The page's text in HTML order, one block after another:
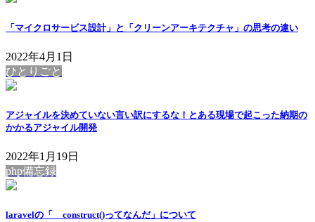
「マイクロサービス設計」と「クリーンアーキテクチャ」の思考の違い
2022年4月1日
ひとりごと
アジャイルを決めていない言い訳にするな！とある現場で起こった納期の
かかるアジャイル開発
2022年1月19日
php備忘録
laravelの「__construct()ってなんだ」について